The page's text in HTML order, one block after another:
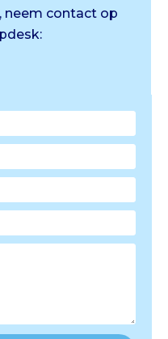
neem contact op